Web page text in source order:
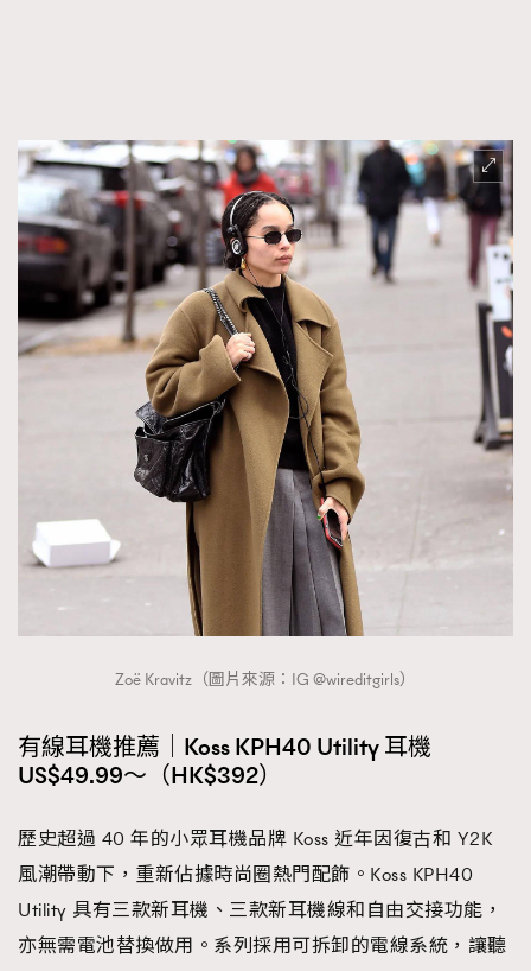
Zoë Kravitz（圖片來源：IG @wireditgirls）
有線耳機推薦｜Koss KPH40 Utility 耳機
US$49.99～（HK$392）
歷史超過 40 年的小眾耳機品牌 Koss 近年因復古和 Y2K
風潮帶動下，重新佔據時尚圈熱門配飾。Koss KPH40
Utility 具有三款新耳機、三款新耳機線和自由交接功能，
亦無需電池替換做用。系列採用可拆卸的電線系統，讓聽